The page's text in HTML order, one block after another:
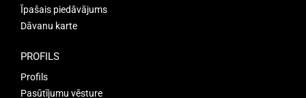
Īpašais piedāvājums
Dāvanu karte
PROFILS
Profils
Pasūtījumu vēsture